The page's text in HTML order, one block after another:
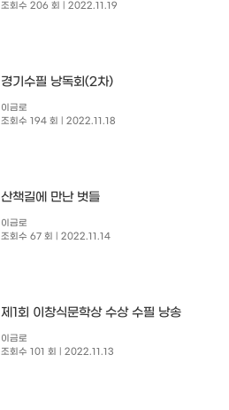
조회수 206 회
| 2022.11.19
경기수필 낭독회(2차)
이금로
조회수 194 회
| 2022.11.18
산책길에 만난 벗들
이금로
조회수 67 회
| 2022.11.14
제1회 이창식문학상 수상 수필 낭송
이금로
조회수 101 회
| 2022.11.13